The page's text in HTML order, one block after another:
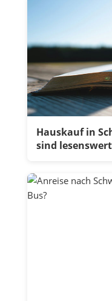
Hauskauf in
sind lesenswert